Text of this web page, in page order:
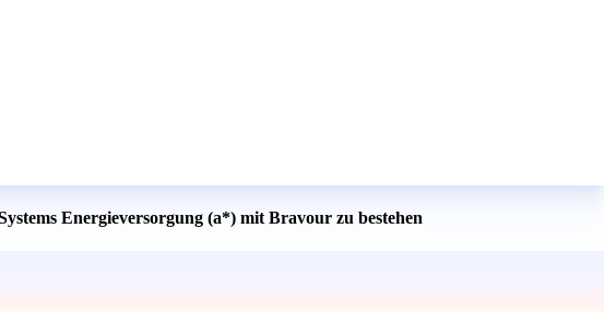
Energieversorgung (a*) mit Bravour zu bestehen